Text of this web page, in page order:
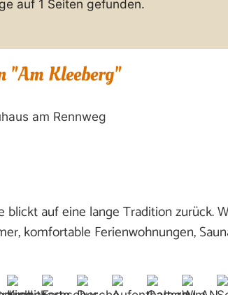
auf 1 Seiten gefunden.
"Am Kleeberg"
am Rennweg
auf eine lange Tradition zurück.
komfortable Ferienwohnungen,